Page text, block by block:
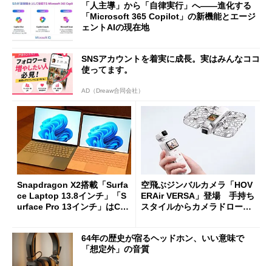
「人主導」から「自律実行」へ――進化する
「Microsoft 365 Copilot」の新機能とエージ
ェントAIの現在地
SNSアカウントを着実に成長。実はみんなココ
使ってます。
AD（Dreaw合同会社）
Snapdragon X2搭載「Surfa
ce Laptop 13.8インチ」「S
urface Pro 13インチ」はCop
空飛ぶジンバルカメラ「HOV
ERAir VERSA」登場 手持ち
スタイルからカメラドローン
64年の歴史が宿るヘッドホン、いい意味で
「想定外」の音質